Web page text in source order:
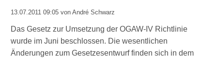
13.07.2011 09:05 von André Schwarz
Das Gesetz zur Umsetzung der OGAW-IV Richtlinie
wurde im Juni beschlossen. Die wesentlichen
Änderungen zum Gesetzesentwurf finden sich in dem